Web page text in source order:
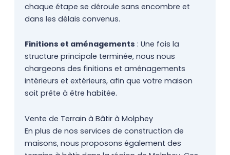
chaque étape se déroule sans encombre et
dans les délais convenus.
Finitions et aménagements : Une fois la
structure principale terminée, nous nous
chargeons des finitions et aménagements
intérieurs et extérieurs, afin que votre maison
soit prête à être habitée.
Vente de Terrain à Bâtir à Molphey
En plus de nos services de construction de
maisons, nous proposons également des